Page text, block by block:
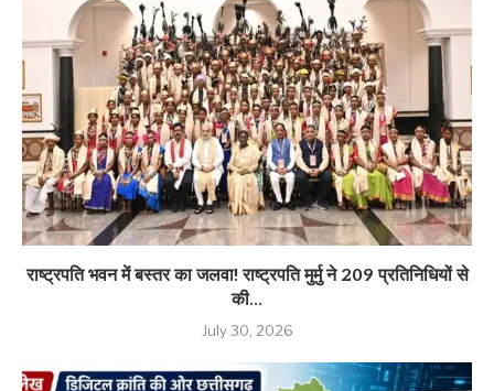
राष्ट्रपति भवन में बस्तर का जलवा! राष्ट्रपति मुर्मु ने 209 प्रतिनिधियों से
की...
July 30, 2026